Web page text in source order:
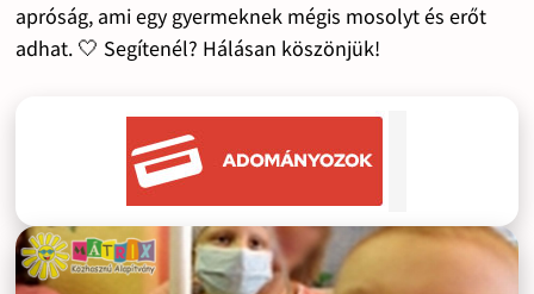
apróság, ami egy gyermeknek mégis mosolyt és erőt
adhat. 🤍 Segítenél? Hálásan köszönjük!